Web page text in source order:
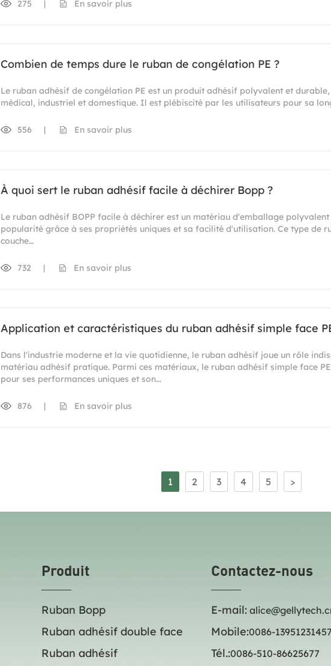
275 | En savoir plus
Combien de temps dure le ruban de congélation PE ?
Le ruban adhésif de congélation PE est un produit adhésif polyvalent et
médical, industriel et domestique. Il est plébiscité par les utilisateurs pour sa
556 | En savoir plus
À quoi sert le ruban adhésif facile à déchirer Bopp ?
Le ruban adhésif BOPP facile à déchirer est un matériau d'emballage
popularité grâce à ses propriétés uniques et sa facilité d'utilisation. Ce type de
couche…
732 | En savoir plus
Application et caractéristiques du ruban adhésif simple face
Dans l'industrie moderne et la vie quotidienne, le ruban adhésif joue un rôle
matériau adhésif pratique. Parmi ces matériaux, le ruban adhésif simple face
pour ses performances uniques et son...
876 | En savoir plus
1 2 3 4 5 >
Produit
Ruban Bopp
Ruban adhésif double face
Ruban adhésif
Contactez-nous
E-mail:
Mobile:0086-13951231457
Tél.:0086-510-86625677